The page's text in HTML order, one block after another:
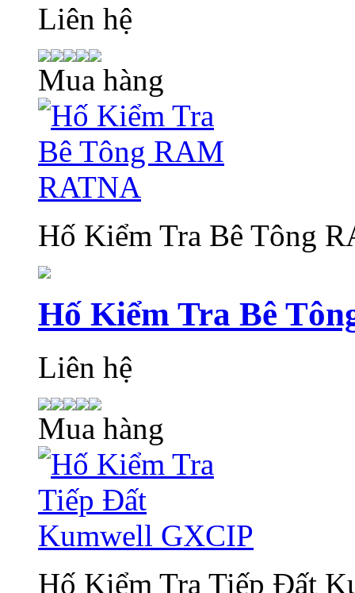
Liên hệ
Mua hàng
Hố Kiểm Tra Bê Tông
Hố Kiểm Tra Bê
Liên hệ
Mua hàng
Hố Kiểm Tra Tiếp Đất